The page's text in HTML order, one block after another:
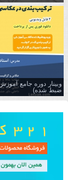
وبینار دوره جامع
ضبط شده)